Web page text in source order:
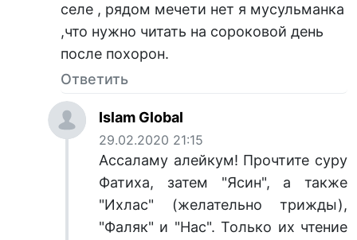
селе , рядом мечети нет я мусульманка
,что нужно читать на сороковой день
после похорон.
Ответить
Islam Global
29.02.2020 21:15
Ассаламу алейкум! Прочтите суру
Фатиха, затем "Ясин", а также
"Ихлас" (желательно трижды),
"Фаляк" и "Нас". Только их чтение